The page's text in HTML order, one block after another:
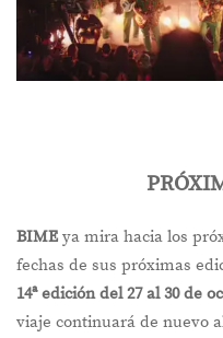
BIME ya mira hacia los
fechas de sus próximas
14ª edición del 27 al 30 de
viaje continuará de nuevo